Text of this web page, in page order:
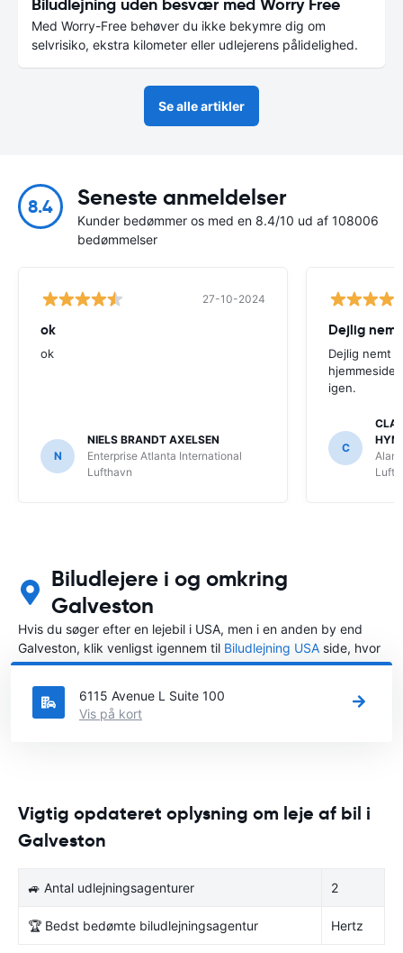
Med Worry-Free behøver du ikke bekymre dig om
selvrisiko, ekstra kilometer eller udlejerens pålidelighed.
Se alle artikler
8.4 Seneste anmeldelser
Kunder bedømmer os med en 8.4/10 ud af 108006
bedømmelser
27-10-2024
ok
ok
N
NIELS BRANDT AXELSEN
Enterprise Atlanta International
Lufthavn
Dejlig
Dejlig nemt
igen.
C
Biludlejere i og omkring
Galveston
Hvis du søger efter en lejebil i USA, men i en anden by end
Galveston, klik venligst igennem til Biludlejning USA side, hvor
du kan vælge, i hvilken by i USA du ønsker at leje en bil.
6115 Avenue L Suite 100
Vis på kort
Vigtig opdateret oplysning om leje af bil i
Galveston
🚙 Antal udlejningsagenturer 2
🏆 Bedst bedømte biludlejningsagentur Hertz